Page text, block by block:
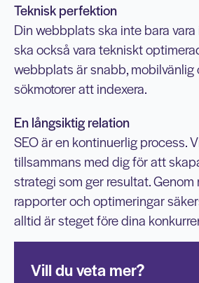
Teknisk perfektion
Din webbplats ska inte bara
ska också vara tekniskt
webbplats är snabb,
sökmotorer att indexera.
En långsiktig relation
SEO är en kontinuerlig process.
tillsammans med dig för att
strategi som ger resultat.
rapporter och optimeringar
alltid är steget före dina
Vill du veta mer?